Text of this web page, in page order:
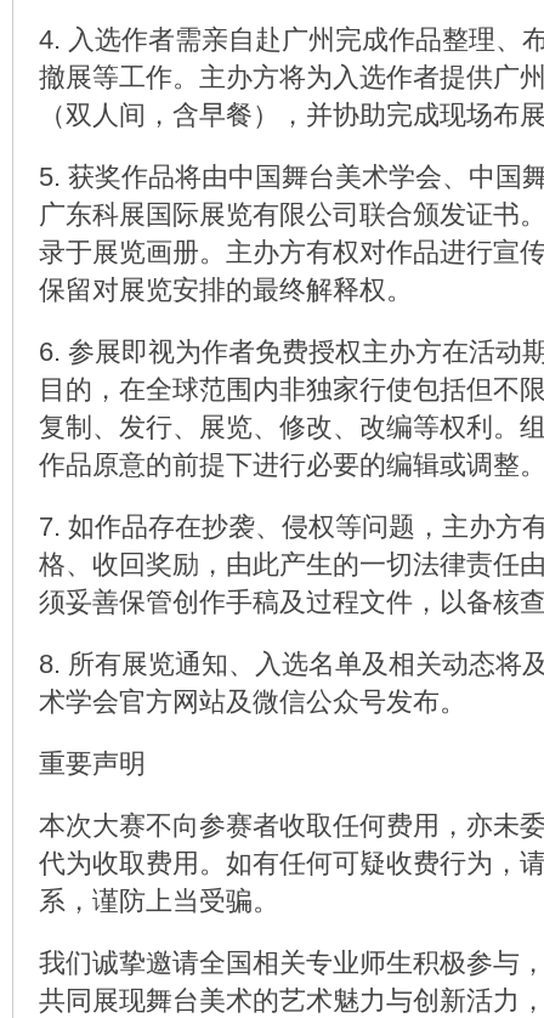
4. 入选作者需亲自赴广州完成作品整理、
撤展等工作。主办方将为入选作者提供广
（双人间，含早餐），并协助完成现场布
5. 获奖作品将由中国舞台美术学会、中国
广东科展国际展览有限公司联合颁发证书
录于展览画册。主办方有权对作品进行宣
保留对展览安排的最终解释权。
6. 参展即视为作者免费授权主办方在活动
目的，在全球范围内非独家行使包括但不
复制、发行、展览、修改、改编等权利。
作品原意的前提下进行必要的编辑或调整
7. 如作品存在抄袭、侵权等问题，主办方
格、收回奖励，由此产生的一切法律责任
须妥善保管创作手稿及过程文件，以备核
8. 所有展览通知、入选名单及相关动态将
术学会官方网站及微信公众号发布。
重要声明
本次大赛不向参赛者收取任何费用，亦未
代为收取费用。如有任何可疑收费行为，
系，谨防上当受骗。
我们诚挚邀请全国相关专业师生积极参与
共同展现舞台美术的艺术魅力与创新活力